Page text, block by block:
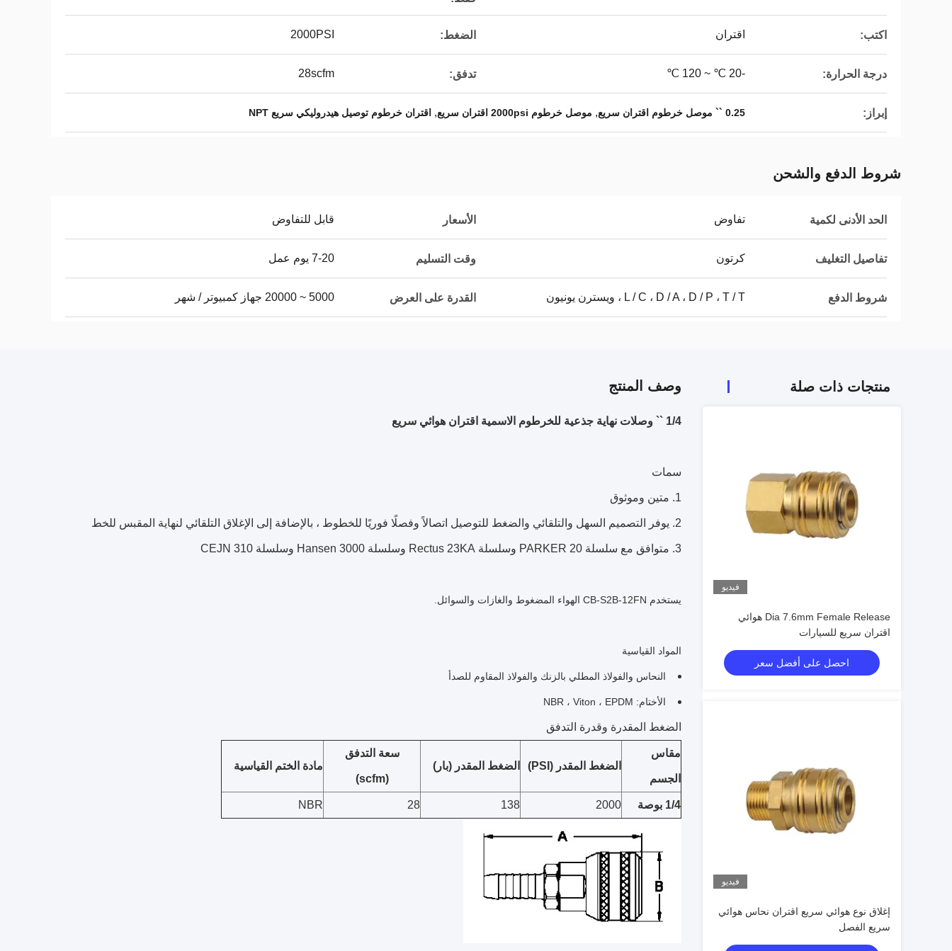
اكتب: اقتران الضغط: 2000PSI
درجة الحرارة: -20 ℃ ~ 120 ℃ تدفق: 28scfm
إبراز: 0.25 `` موصل خرطوم اقتران سريع , موصل خرطوم 2000psi اقتران سريع , اقتران خرطوم توصيل هيدروليكي سريع NPT
شروط الدفع والشحن
الحد الأدنى لكمية تفاوض الأسعار قابل للتفاوض
تفاصيل التغليف كرتون وقت التسليم 7-20 يوم عمل
شروط الدفع L / C ، D / A ، D / P ، T / T ، ويسترن يونيون القدرة على العرض 5000 ~ 20000 جهاز كمبيوتر / شهر
منتجات ذات صلة
فيديو
Dia 7.6mm Female Release هوائي
اقتران سريع للسيارات
احصل على أفضل سعر
فيديو
إغلاق نوع هوائي سريع اقتران نحاس هوائي
سريع الفصل
وصف المنتج
1/4 `` وصلات نهاية جذعية للخرطوم الاسمية اقتران هوائي سريع
سمات
متين وموثوق
يوفر التصميم السهل والتلقائي والضغط للتوصيل اتصالاً وفصلًا فوريًا للخطوط ، بالإضافة إلى الإغلاق التلقائي لنهاية المقبس للخط
متوافق مع سلسلة PARKER 20 وسلسلة Rectus 23KA وسلسلة Hansen 3000 وسلسلة CEJN 310
يستخدم CB-S2B-12FN الهواء المضغوط والغازات والسوائل.
المواد القياسية
النحاس والفولاذ المطلي بالزنك والفولاذ المقاوم للصدأ
الأختام: NBR ، Viton ، EPDM
الضغط المقدرة وقدرة التدفق
مقاس
الجسم
الضغط المقدر (PSI) الضغط المقدر (بار)
سعة التدفق
(scfm)
مادة الختم القياسية
1/4 بوصة 2000
138
28
NBR